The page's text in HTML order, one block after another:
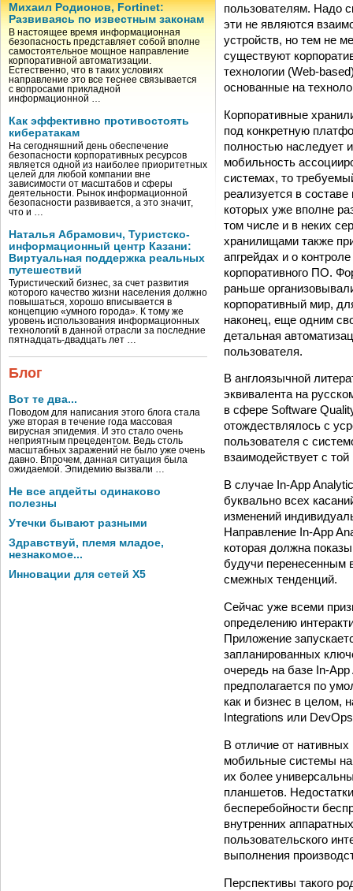
Михаил Родионов, Fortinet:
Развиваясь по известным законам
В настоящее время информационная
безопасность представляет собой вполне
самостоятельное мощное направление
корпоративной автоматизации.
Естественно, что в таких условиях
направление это все теснее связывается
с вопросами прикладной
информационной …
Как эффективно противостоять
кибератакам
На сегодняшний день обеспечение
безопасности корпоративных ресурсов
является одной из наиболее приоритетных
целей для любой компании вне
зависимости от масштабов и сферы
деятельности. Рынок информационной
безопасности развивается, а это значит,
что и …
Наталья Абрамович, Туристско-
информационный центр Казани:
Виртуальная поддержка реальных
путешествий
Туристический бизнес, за счет развития
которого качество жизни населения должно
повышаться, хорошо вписывается в
концепцию «умного города». К тому же
уровень использования информационных
технологий в данной отрасли за последние
пятнадцать-двадцать лет …
Блог
Вот те два...
Поводом для написания этого блога стала
уже вторая в течение года массовая
вирусная эпидемия. И это стало очень
неприятным прецедентом. Ведь столь
масштабных заражений не было уже очень
давно. Впрочем, данная ситуация была
ожидаемой. Эпидемию вызвали …
Не все апдейты одинаково
полезны
Утечки бывают разными
Здравствуй, племя младое,
незнакомое...
Инновации для сетей X5
пользователям. Надо
эти не являются
устройств, но тем не
существуют
технологии (Web-
основанные на
Корпоративные
под конкретную
полностью наследует
мобильность
системах, то
реализуется в
которых уже вполне
том числе и в неких
хранилищами также
апгрейдах и о
корпоративного ПО.
раньше
корпоративный мир,
наконец, еще одним
детальная
пользователя.
В англоязычной
эквивалента на
в сфере Software
отождествлялось с
пользователя с
взаимодействует с
В случае In-App
буквально всех
изменений
Направление In-App
которая должна
будучи перенесенным
смежных тенденций.
Сейчас уже всеми
определению
Приложение
запланированных
очередь на базе In-
предполагается по
как и бизнес в целом,
Integrations или
В отличие от
мобильные системы на
их более
планшетов.
бесперебойности
внутренних
пользовательского
выполнения
Перспективы такого